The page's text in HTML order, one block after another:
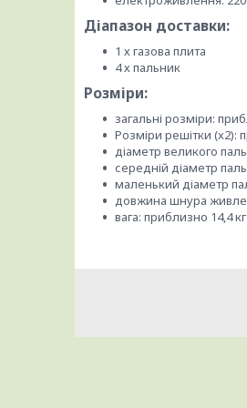
Діапазон доставки:
1 х газова плита
4 х пальник
Розміри:
загальні розміри:
Розміри решітки (x2):
діаметр великого
середній діаметр
маленький діаметр
довжина шнура
вага: приблизно 14,4 кг